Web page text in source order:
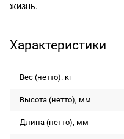
жизнь.
Характеристики
Вес (нетто). кг
Высота (нетто), мм
Длина (нетто), мм